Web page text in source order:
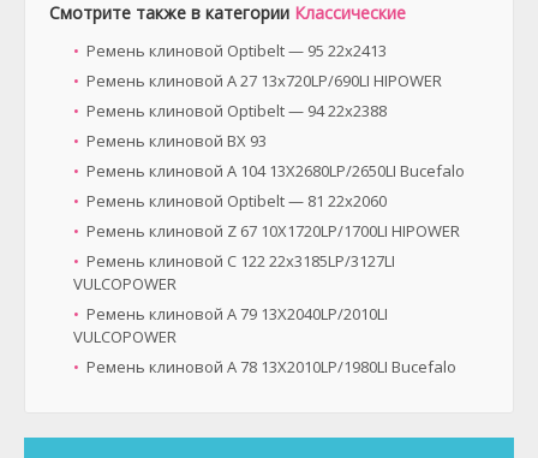
Смотрите также в категории Классические
Ремень клиновой Optibelt — 95 22x2413
Ремень клиновой A 27 13x720LP/690LI HIPOWER
Ремень клиновой Optibelt — 94 22x2388
Ремень клиновой BX 93
Ремень клиновой A 104 13X2680LP/2650LI Bucefalo
Ремень клиновой Optibelt — 81 22x2060
Ремень клиновой Z 67 10X1720LP/1700LI HIPOWER
Ремень клиновой C 122 22x3185LP/3127LI
VULCOPOWER
Ремень клиновой A 79 13X2040LP/2010LI
VULCOPOWER
Ремень клиновой A 78 13X2010LP/1980LI Bucefalo